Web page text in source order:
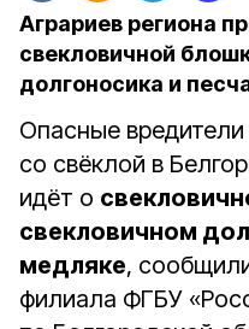
Аграриев региона
свекловичной
долгоносика и
Опасные
со свёклой в
идёт о
свекловичном
медляке,
филиала ФГБУ